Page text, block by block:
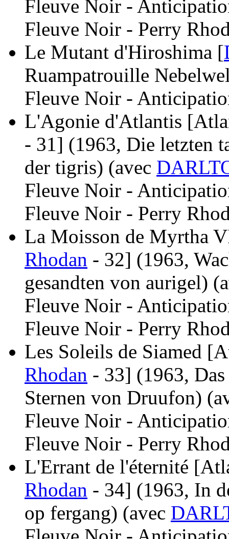
Fleuve Noir -
Fleuve Noir - Perry
Le Mutant d'Hiroshima [
Ruampatrouille
Fleuve Noir -
L'Agonie d'Atlantis
- 31] (1963, Die letzten
der tigris) (avec
Fleuve Noir -
Fleuve Noir - Perry
La Moisson de Myrtha
Rhodan - 32] (1963,
gesandten von aurigel)
Fleuve Noir -
Fleuve Noir - Perry
Les Soleils de Siamed
Rhodan - 33] (1963,
Sternen von Druufon)
Fleuve Noir -
Fleuve Noir - Perry
L'Errant de l'éternité
Rhodan - 34] (1963, In
op fergang) (avec